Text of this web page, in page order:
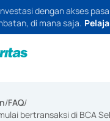
dengan akses
di mana saja.
/FAQ/
bertransaksi di BCA